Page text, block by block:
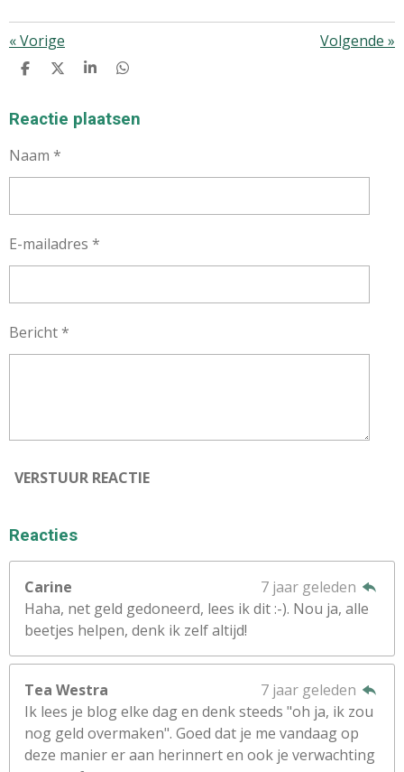
«Vorige Volgende »
D
E
D
L
S
R
D
E
Reactie plaatsen
Naam *
E-mailadres *
Bericht *
VERSTUUR REACTIE
Reacties
Carine
7 jaar geleden
Haha, net geld gedoneerd, lees ik dit :-). Nou ja, alle
beetjes helpen, denk ik zelf altijd!
Tea Westra
7 jaar geleden
Ik lees je blog elke dag en denk steeds "oh ja, ik zou
nog geld overmaken". Goed dat je me vandaag op
deze manier er aan herinnert en ook je verwachting